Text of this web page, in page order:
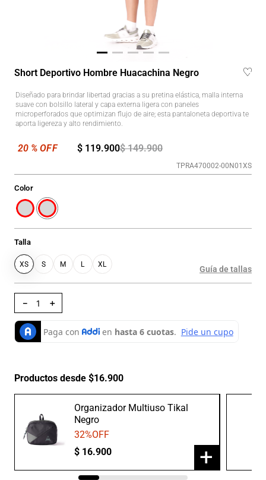
Short Deportivo Hombre Huacachina Negro
Diseñado para brindar libertad gracias a su pretina elástica, malla interna
suave con bolsillo lateral y capa externa ligera con paneles
microperforados que optimizan flujo de aire; esta pantaloneta deportiva te
aporta ligereza y alto rendimiento.
$ 149.900
$ 119.900
TPRA470002-00N01XS
Talla
XS S M L XL
Color
Guía de tallas
＋
－
Productos desde $16.900
Organizador Multiuso Tikal
Negro
32%OFF
$ 16.900 +